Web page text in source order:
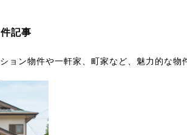
記事
ョン物件や一軒家、町家など、魅力的な物